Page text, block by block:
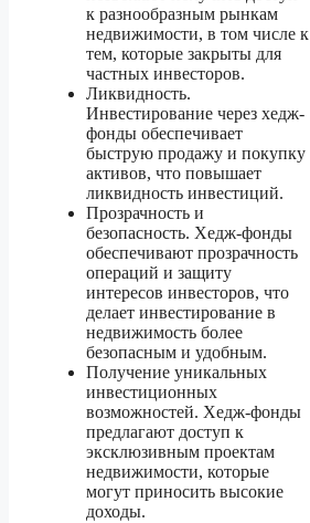
к разнообразным рынкам
недвижимости, в том числе к
тем, которые закрыты для
частных инвесторов.
Ликвидность.
Инвестирование через хедж-
фонды обеспечивает
быструю продажу и покупку
активов, что повышает
ликвидность инвестиций.
Прозрачность и
безопасность. Хедж-фонды
обеспечивают прозрачность
операций и защиту
интересов инвесторов, что
делает инвестирование в
недвижимость более
безопасным и удобным.
Получение уникальных
инвестиционных
возможностей. Хедж-фонды
предлагают доступ к
эксклюзивным проектам
недвижимости, которые
могут приносить высокие
доходы.